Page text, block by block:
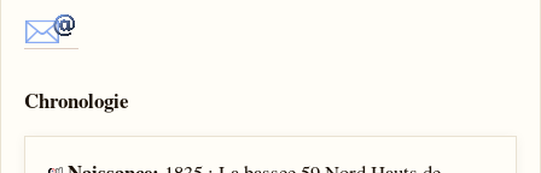
Chronologie